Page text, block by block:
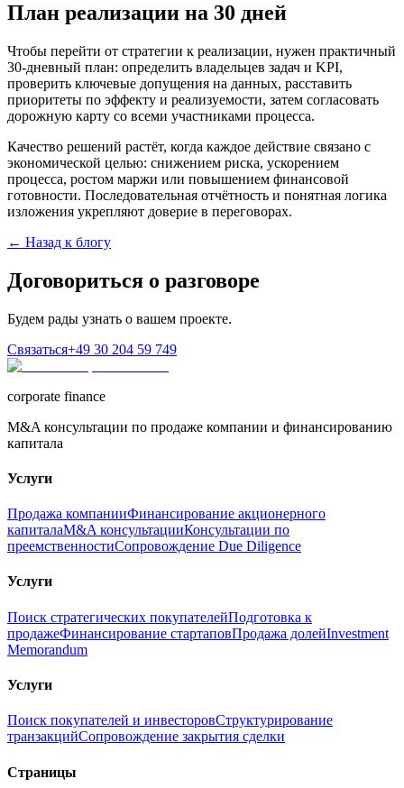
План реализации на 30 дней
Чтобы перейти от стратегии к реализации, нужен практичный
30-дневный план: определить владельцев задач и KPI,
проверить ключевые допущения на данных, расставить
приоритеты по эффекту и реализуемости, затем согласовать
дорожную карту со всеми участниками процесса.
Качество решений растёт, когда каждое действие связано с
экономической целью: снижением риска, ускорением
процесса, ростом маржи или повышением финансовой
готовности. Последовательная отчётность и понятная логика
изложения укрепляют доверие в переговорах.
← Назад к блогу
Договориться о разговоре
Будем рады узнать о вашем проекте.
Связаться+49 30 204 59 749
corporate finance
M&A консультации по продаже компании и финансированию
капитала
Услуги
Продажа компанииФинансирование акционерного
капиталаM&A консультацииКонсультации по
преемственностиСопровождение Due Diligence
Услуги
Поиск стратегических покупателейПодготовка к
продажеФинансирование стартаповПродажа долейInvestment
Memorandum
Услуги
Поиск покупателей и инвесторовСтруктурирование
транзакцийСопровождение закрытия сделки
Страницы